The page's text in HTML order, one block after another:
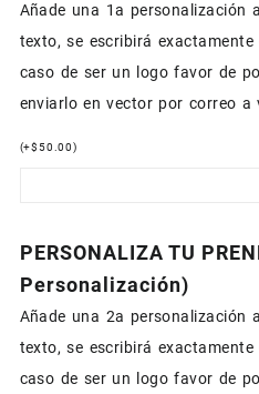
Añade una 1a personalización
texto, se escribirá
caso de ser un logo favor de
enviarlo en vector por correo a
(+$50.00 )
PERSONALIZA TU
Personalización)
Añade una 2a personalización
texto, se escribirá
caso de ser un logo favor de